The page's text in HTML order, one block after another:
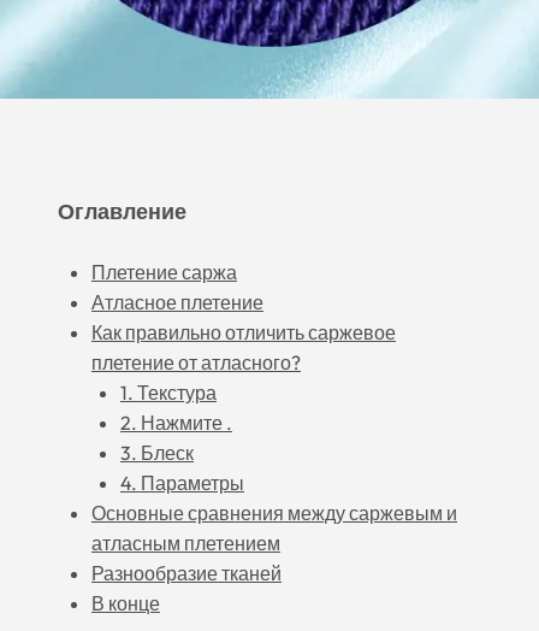
Оглавление
Плетение саржа
Атласное плетение
Как правильно отличить саржевое
плетение от атласного?
1. Текстура
2. Нажмите .
3. Блеск
4. Параметры
Основные сравнения между саржевым и
атласным плетением
Разнообразие тканей
В конце